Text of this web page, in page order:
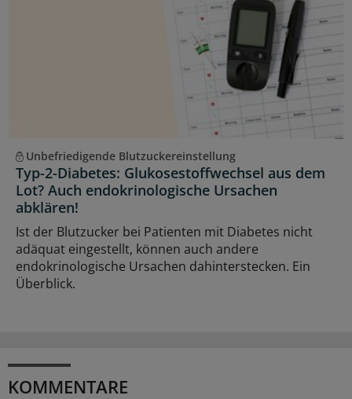
Unbefriedigende Blutzuckereinstellung
Typ-2-Diabetes: Glukosestoffwechsel aus dem
Lot? Auch endokrinologische Ursachen
abklären!
Ist der Blutzucker bei Patienten mit Diabetes nicht
adäquat eingestellt, können auch andere
endokrinologische Ursachen dahinterstecken. Ein
Überblick.
KOMMENTARE